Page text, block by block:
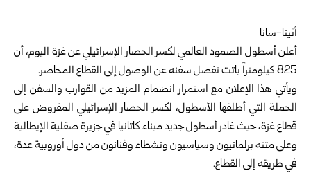
أثينا-سانا
أعلن أسطول الصمود العالمي لكسر الحصار الإسرائيلي عن غزة اليوم، أن
825 كيلومتراً باتت تفصل سفنه عن الوصول إلى القطاع المحاصر.
ويأتي هذا الإعلان مع استمرار انضمام المزيد من القوارب والسفن إلى
الحملة التي أطلقها الأسطول، لكسر الحصار الإسرائيلي المفروض على
قطاع غزة، حيث غادر أسطول جديد ميناء كاتانيا في جزيرة صقلية الإيطالية
وعلى متنه برلمانيون وسياسيون ونشطاء وفنانون من دول أوروبية عدة،
في طريقه إلى القطاع.